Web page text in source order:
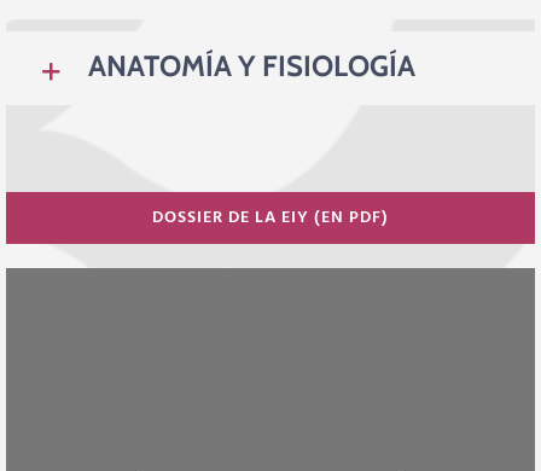
ANATOMÍA Y FISIOLOGÍA
DOSSIER DE LA EIY (EN PDF)